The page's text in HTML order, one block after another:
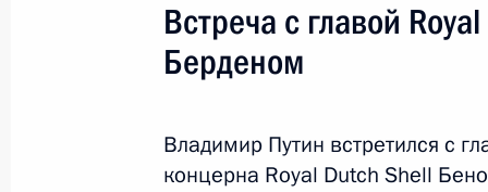
22 августа 2019 года, 13:50
Встреча с главой
Берденом
Владимир Путин встретился с
концерна Royal Dutch Shell